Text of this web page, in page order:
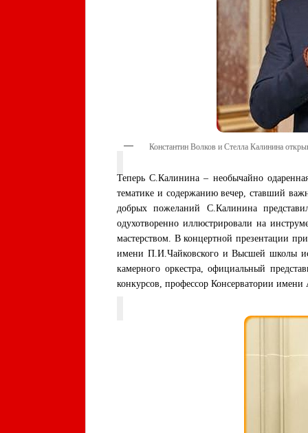
Константин Волков и Стелла Калинина
Теперь С.Калинина – необычайно
тематике и содержанию вечер, ставший
добрых пожеланий С.Калинина
одухотворенно иллюстрировали на
мастерством. В концертной презентации
имени П.И.Чайковского и Высшей школы
камерного оркестра, официальный
конкурсов, профессор Консерватории